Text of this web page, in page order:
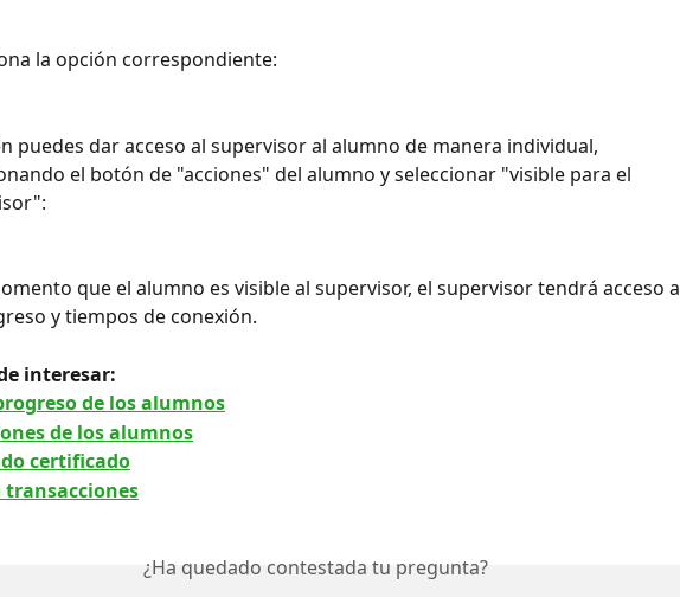
la opción correspondiente:
puedes dar acceso al supervisor al alumno de manera individual,
el botón de "acciones" del alumno y seleccionar "visible para el
que el alumno es visible al supervisor, el supervisor tendrá acceso a
y tiempos de conexión.
interesar:
de los alumnos
de los alumnos
certificado
transacciones
¿Ha quedado contestada tu pregunta?